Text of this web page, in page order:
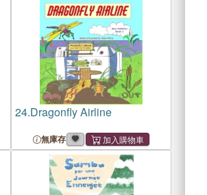
24.Dragonfly Airline
無庫存